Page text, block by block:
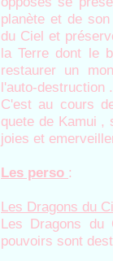
planète et de
du Ciel et
la Terre dont le
restaurer un
l'auto-destruction .
C'est au cours
quete de Kamui
joies et
Les perso :
Les Dragons du
Les Dragons du
pouvoirs sont